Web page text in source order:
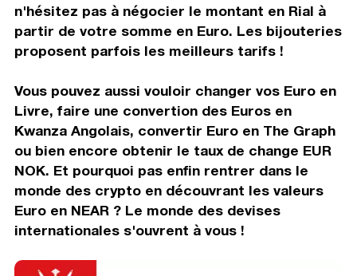
n'hésitez pas à négocier le montant en Rial à
partir de votre somme en Euro. Les bijouteries
proposent parfois les meilleurs tarifs !
Vous pouvez aussi vouloir changer vos Euro en
Livre, faire une convertion des Euros en
Kwanza Angolais, convertir Euro en The Graph
ou bien encore obtenir le taux de change EUR
NOK. Et pourquoi pas enfin rentrer dans le
monde des crypto en découvrant les valeurs
Euro en NEAR ? Le monde des devises
internationales s'ouvrent à vous !